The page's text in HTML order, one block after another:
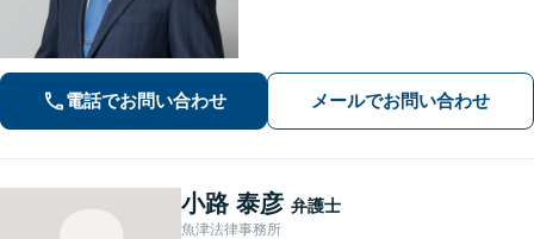
電話でお問い合わせ メールでお問い合わせ
小路 泰彦 弁護士
魚津法律事務所